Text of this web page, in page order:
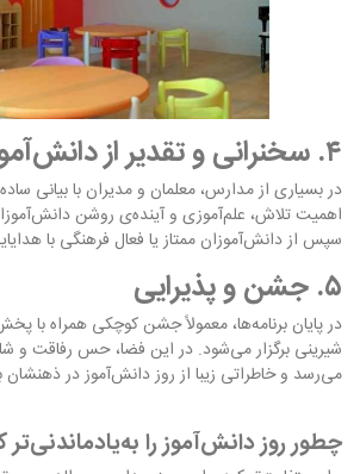
۴. سخنرانی و تقدیر از دانش‌آموزان برتر
در بسیاری از مدارس، معلمان و مدیران با بیانی
اهمیت تلاش، علم‌آموزی و آینده‌ی روشن
سپس از دانش‌آموزان ممتاز یا فعال فرهنگی با
۵. جشن و پذیرایی
در پایان برنامه‌ها، معمولاً جشن کوچکی همراه با
شیرینی برگزار می‌شود. در این فضا، حس رفاقت و
می‌رسد و خاطراتی زیبا از روز دانش‌آموز در ذهنشان
چطور روز دانش‌آموز را به‌یادماندنی‌تر